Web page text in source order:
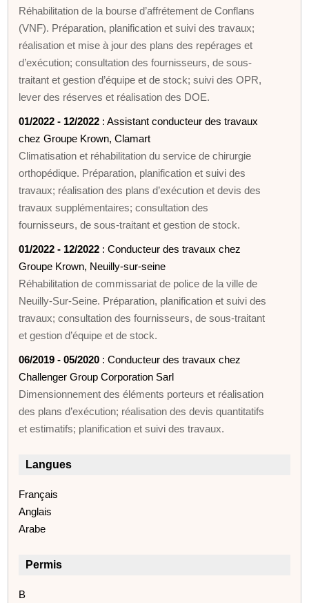
Réhabilitation de la bourse d’affrétement de Conflans
(VNF). Préparation, planification et suivi des travaux;
réalisation et mise à jour des plans des repérages et
d’exécution; consultation des fournisseurs, de sous-
traitant et gestion d’équipe et de stock; suivi des OPR,
lever des réserves et réalisation des DOE.
01/2022 - 12/2022 : Assistant conducteur des travaux
chez Groupe Krown, Clamart
Climatisation et réhabilitation du service de chirurgie
orthopédique. Préparation, planification et suivi des
travaux; réalisation des plans d’exécution et devis des
travaux supplémentaires; consultation des
fournisseurs, de sous-traitant et gestion de stock.
01/2022 - 12/2022 : Conducteur des travaux chez
Groupe Krown, Neuilly-sur-seine
Réhabilitation de commissariat de police de la ville de
Neuilly-Sur-Seine. Préparation, planification et suivi des
travaux; consultation des fournisseurs, de sous-traitant
et gestion d’équipe et de stock.
06/2019 - 05/2020 : Conducteur des travaux chez
Challenger Group Corporation Sarl
Dimensionnement des éléments porteurs et réalisation
des plans d’exécution; réalisation des devis quantitatifs
et estimatifs; planification et suivi des travaux.
Langues
Français
Anglais
Arabe
Permis
B